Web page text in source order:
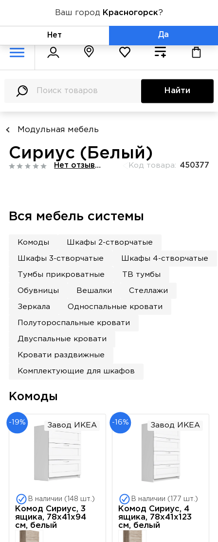
+7 (800) 775-71-06
Найти
Модульная мебель
Сириус (Белый)
Код товара: 450377
Нет отзывов
Вся мебель системы
Комоды Шкафы 2-створчатые
Шкафы 3-створчатые Шкафы 4-створчатые
Тумбы прикроватные ТВ тумбы
Обувницы Вешалки Стеллажи
Зеркала Односпальные кровати
Полутороспальные кровати
Двуспальные кровати
Кровати раздвижные
Комплектующие для шкафов
Комоды
-19% Завод ИКЕА
В наличии (148 шт.)
Комод Сириус, 3
ящика, 78х41х94
см, белый
-16% Завод ИКЕА
В наличии (177 шт.)
Комод Сириус, 4
ящика, 78х41х123
см, белый
Ваш город Красногорск?
Нет Да